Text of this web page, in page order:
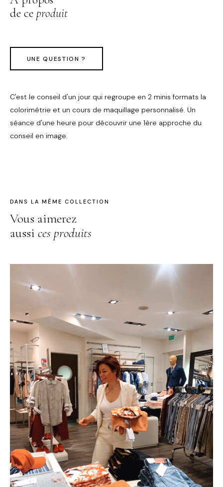
de ce produit
UNE QUESTION ?
C'est le conseil d'un jour qui regroupe en 2 minis formats la
colorimétrie et un cours de maquillage personnalisé. Un
séance d'une heure pour découvrir une 1ère approche du
conseil en image.
DANS LA MÊME COLLECTION
Vous aimerez
aussi ces produits